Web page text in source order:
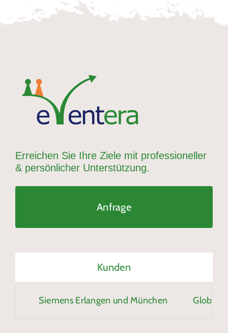
Erreichen Sie Ihre Ziele mit professioneller
& persönlicher Unterstützung.
Anfrage
Kunden
Siemens Erlangen und München Globus